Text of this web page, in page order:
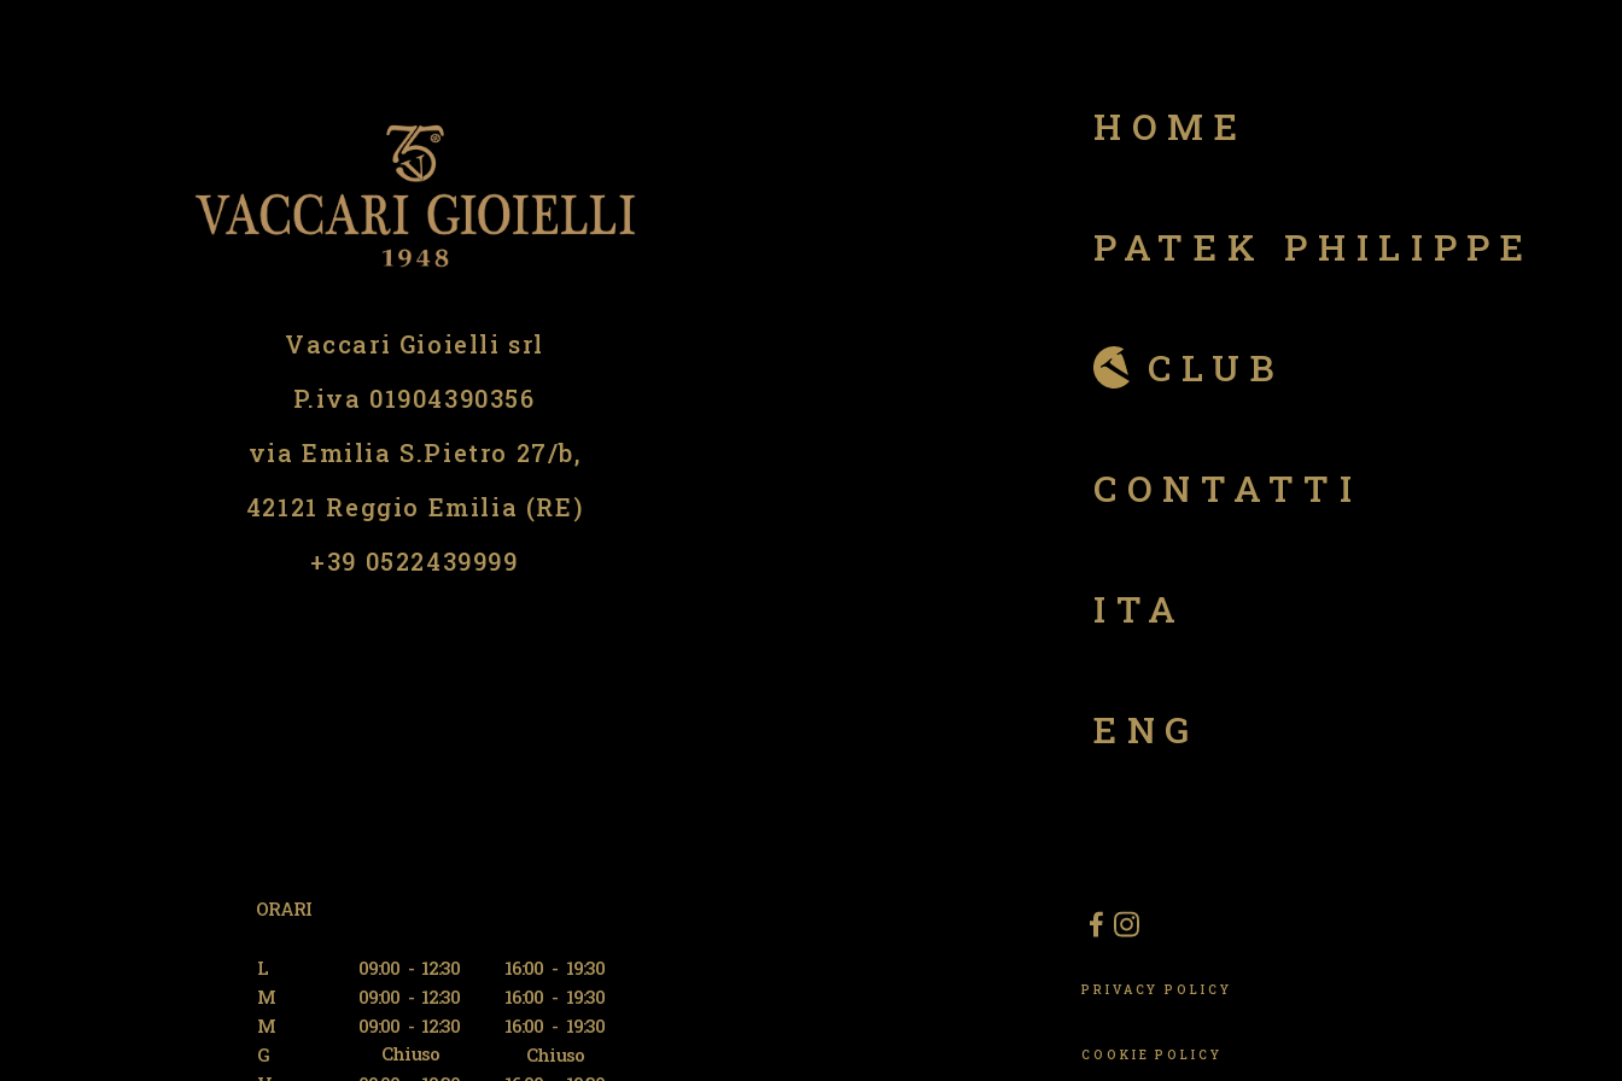
Vaccari Gioielli srl
P.iva 01904390356
via Emilia S.Pietro 27/b,
42121 Reggio Emilia (RE)
​​+39 0522439999
HOME
PATEK PHILIPPE
CLUB
CONTATTI
ITA
ENG
ORARI
L 09:00 - 12:30 16:00 - 19:30
M
09:00 - 12:30 16:00 - 19:30
M
09:00 - 12:30 16:00 - 19:30
G
Chiuso
Chiuso
PRIVACY POLICY
COOKIE POLICY